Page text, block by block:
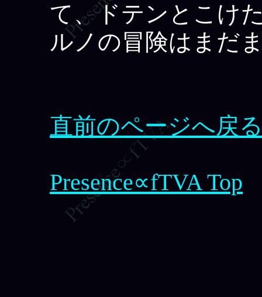
て、ドテンとこけ
ルノの冒険はまだ
直前のページへ戻
Presence∝fTVA Top